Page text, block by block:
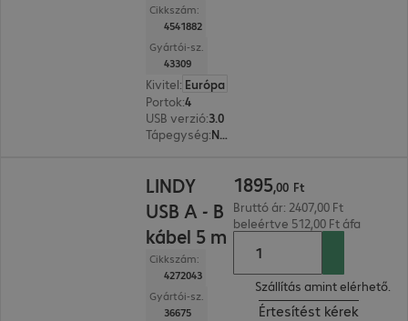
Cikkszám:
4541882
Gyártói-sz.
43309
Kivitel: Európa
Portok:4
USB verzió:3.0
Tápegység: Nem
LINDY
USB A - B
kábel 5 m
Cikkszám:
4272043
Gyártói-sz.
36675
1895,00 Ft
Bruttó ár: 2407,00 Ft
beleértve 512,00 Ft áfa
Szállítás amint elérhető.
Értesítést kérek